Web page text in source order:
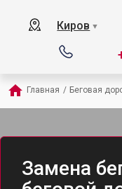
Киров ▼
Главная / Беговая
Замена